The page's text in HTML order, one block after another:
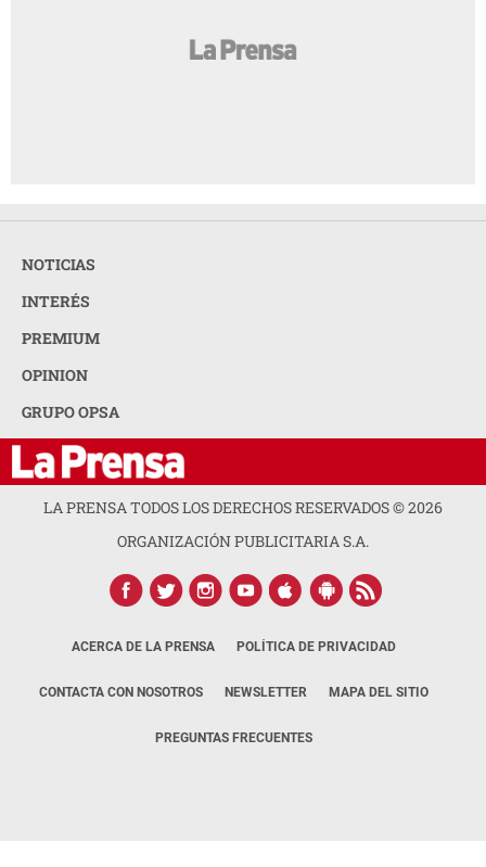
NOTICIAS
INTERÉS
PREMIUM
OPINION
GRUPO OPSA
LA PRENSA TODOS LOS DERECHOS RESERVADOS ©2026
ORGANIZACIÓN PUBLICITARIA S.A.
ACERCA DE LA PRENSA POLÍTICA DE PRIVACIDAD
CONTACTA CON NOSOTROS NEWSLETTER MAPA DEL SITIO
PREGUNTAS FRECUENTES